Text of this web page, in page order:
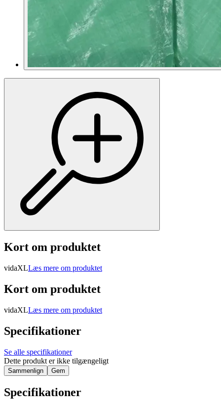
Kort om produktet
vidaXLLæs mere om produktet
Kort om produktet
vidaXLLæs mere om produktet
Specifikationer
Se alle specifikationer
Dette produkt er ikke tilgængeligt
Sammenlign Gem
Specifikationer